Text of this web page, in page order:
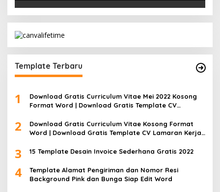
Template Terbaru
1
Download Gratis Curriculum Vitae Mei 2022 Kosong
Format Word | Download Gratis Template CV
2
Download Gratis Curriculum Vitae Kosong Format
Word | Download Gratis Template CV Lamaran Kerja
3 15 Template Desain Invoice Sederhana Gratis 2022
4
Template Alamat Pengiriman dan Nomor Resi
Background Pink dan Bunga Siap Edit Word